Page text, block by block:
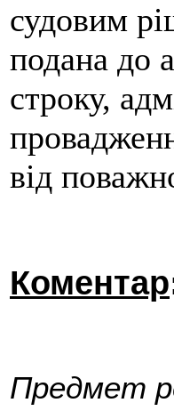
судовим
подана до
строку,
від
Коментар
Предмет